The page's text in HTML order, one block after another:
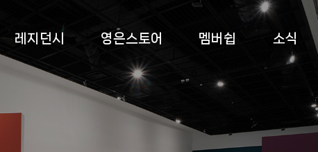
레지던시 영은스토어
영은스토어
팝업스토어
멤버쉽
회원
소식
연간기부금내역
활용실적 내역